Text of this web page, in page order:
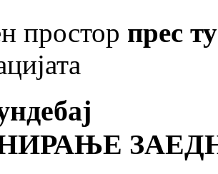
простор прес